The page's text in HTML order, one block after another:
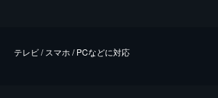
テレビ / スマホ / PCなどに対応